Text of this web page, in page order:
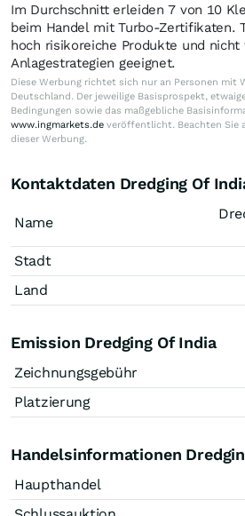
Im Durchschnitt erleiden 7 von 10
beim Handel mit Turbo-Zertifikaten.
hoch risikoreiche Produkte und
Anlagestrategien geeignet.
Diese Werbung richtet sich nur an Personen mit
Deutschland. Der jeweilige Basisprospekt,
Bedingungen sowie das maßgebliche
www.ingmarkets.de veröffentlicht. Beachten Sie
dieser Werbung.
Kontaktdaten Dredging Of
Name
Stadt
Land
Emission Dredging Of India
Zeichnungsgebühr
Platzierung
Handelsinformationen
Haupthandel